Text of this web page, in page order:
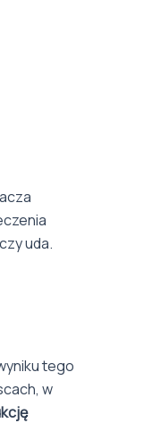
uda.
tego
w